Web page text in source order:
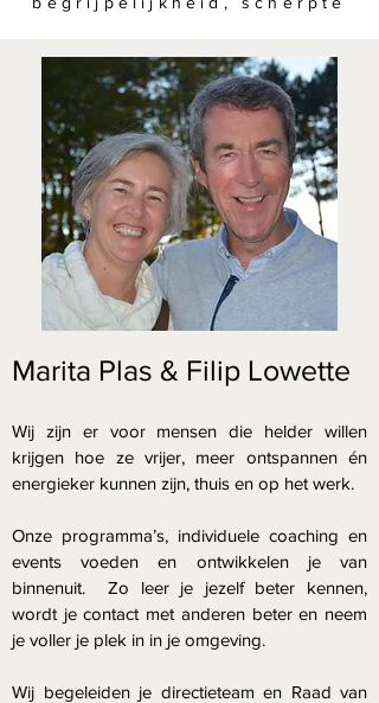
Marita Plas & Filip Lowette
Wij zijn er voor mensen die helder willen
krijgen hoe ze vrijer, meer ontspannen én
energieker kunnen zijn, thuis en op het werk.
Onze programma’s, individuele coaching en
events voeden en ontwikkelen je van
binnenuit.Zo leer je jezelf beter kennen,
wordt je contact met anderen beter en neem
je voller je plek in in je omgeving.
Wij begeleiden je directieteam en Raad van